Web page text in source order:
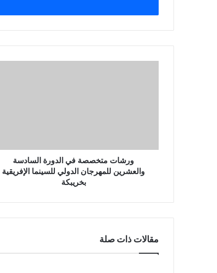
ب
د
ن
ورشات متخصصة في الدورة السادسة
والعشرين للمهرجان الدولي للسينما الإفريقية
بخريبكة
مقالات ذات صلة